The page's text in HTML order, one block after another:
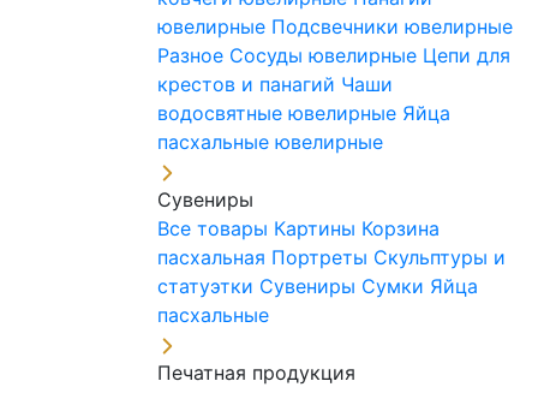
ювелирные Подсвечники ювелирные
Разное Сосуды ювелирные Цепи для
крестов и панагий Чаши
водосвятные ювелирные Яйца
пасхальные ювелирные
Сувениры
Все товары Картины Корзина
пасхальная Портреты Скульптуры и
статуэтки Сувениры Сумки Яйца
пасхальные
Печатная продукция